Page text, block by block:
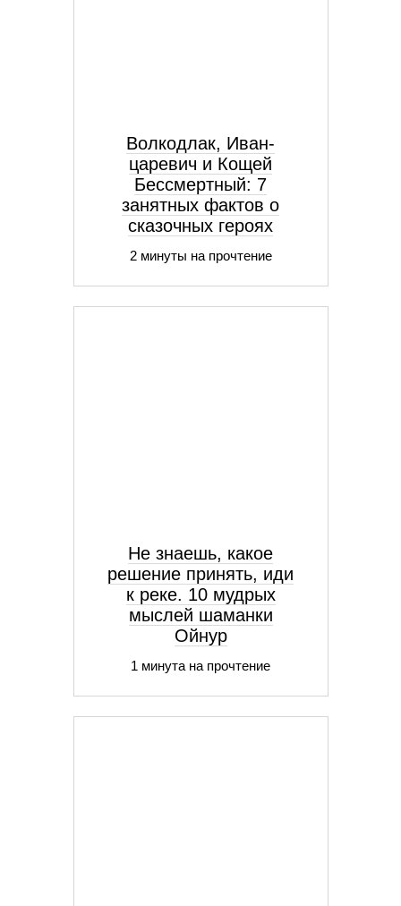
Волкодлак, Иван-
царевич и Кощей
Бессмертный: 7
занятных фактов о
сказочных героях
2 минуты на прочтение
Не знаешь, какое
решение принять, иди
к реке. 10 мудрых
мыслей шаманки
Ойнур
1 минута на прочтение